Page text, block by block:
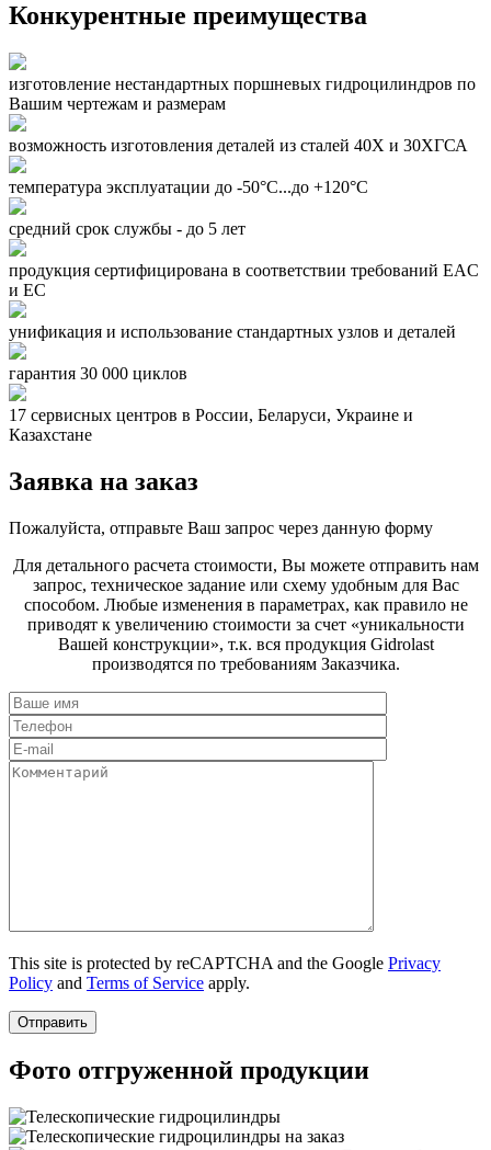
Конкурентные преимущества
изготовление нестандартных поршневых гидроцилиндров по
Вашим чертежам и размерам
возможность изготовления деталей из сталей 40Х и 30ХГСА
температура эксплуатации до -50°С...до +120°С
средний срок службы - до 5 лет
продукция сертифицирована в соответствии требований EAC
и EC
унификация и использование стандартных узлов и деталей
гарантия 30 000 циклов
17 сервисных центров в России, Беларуси, Украине и
Казахстане
Заявка на заказ
Пожалуйста, отправьте Ваш запрос через данную форму
Для детального расчета стоимости, Вы можете отправить нам
запрос, техническое задание или схему удобным для Вас
способом. Любые изменения в параметрах, как правило не
приводят к увеличению стоимости за счет «уникальности
Вашей конструкции», т.к. вся продукция Gidrolast
производятся по требованиям Заказчика.
This site is protected by reCAPTCHA and the Google Privacy
Policy and Terms of Service apply.
Фото отгруженной продукции